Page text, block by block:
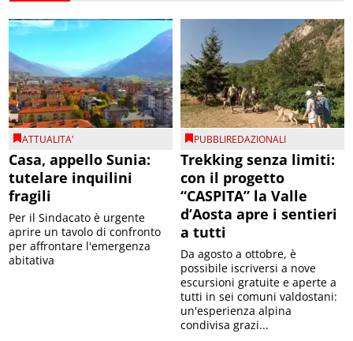
ATTUALITA'
Casa, appello Sunia:
tutelare inquilini
fragili
Per il Sindacato è urgente
aprire un tavolo di confronto
per affrontare l'emergenza
abitativa
PUBBLIREDAZIONALI
Trekking senza limiti:
con il progetto
“CASPITA” la Valle
d’Aosta apre i sentieri
a tutti
Da agosto a ottobre, è
possibile iscriversi a nove
escursioni gratuite e aperte a
tutti in sei comuni valdostani:
un'esperienza alpina
condivisa grazi...